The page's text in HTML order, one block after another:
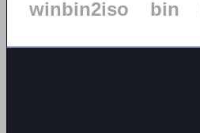
winbin2iso
bin